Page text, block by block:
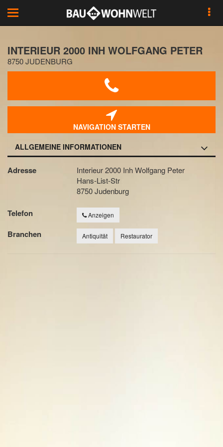
Toggle
navigation
INTERIEUR 2000 INH WOLFGANG PETER
8750 JUDENBURG
NAVIGATION STARTEN
ALLGEMEINE INFORMATIONEN
Adresse
Interieur 2000 Inh Wolfgang Peter
Hans-List-Str
8750 Judenburg
Telefon Anzeigen
Branchen Antiquität Restaurator